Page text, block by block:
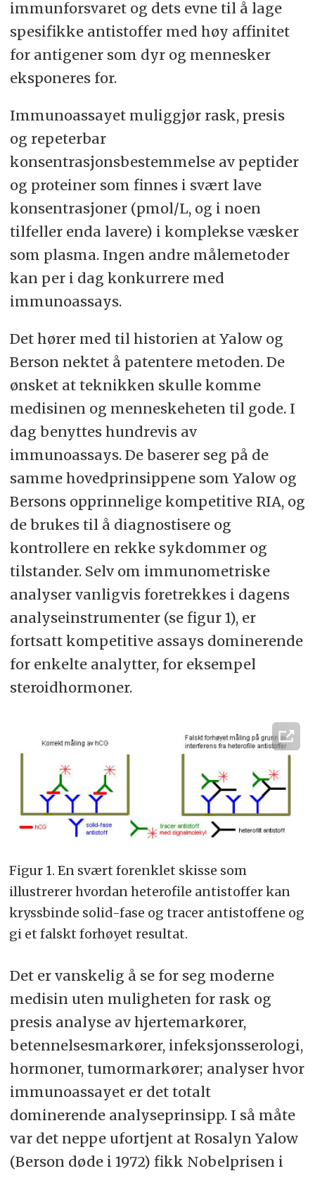
sykehuslaboratoriet og Abbott ble
Dersom laboratoriet hadde målt hCG
laboratorium med annen metode på
et tidligere tidspunkt, kunne
tragedien vært unngått. Etter denne
rettsaken ble en rekke lignende
saker avgjort ved forlik utenfor
immunforsvaret og dets evne til å lage
spesifikke antistoffer med høy affinitet
for antigener som dyr og mennesker
eksponeres for.
Immunoassayet muliggjør rask, presis
og repeterbar
konsentrasjonsbestemmelse av peptider
og proteiner som finnes i svært lave
konsentrasjoner (pmol/L, og i noen
tilfeller enda lavere) i komplekse væsker
som plasma. Ingen andre målemetoder
kan per i dag konkurrere med
immunoassays.
Det hører med til historien at Yalow og
Berson nektet å patentere metoden. De
ønsket at teknikken skulle komme
medisinen og menneskeheten til gode. I
dag benyttes hundrevis av
immunoassays. De baserer seg på de
samme hovedprinsippene som Yalow og
Bersons opprinnelige kompetitive RIA, og
de brukes til å diagnostisere og
kontrollere en rekke sykdommer og
tilstander. Selv om immunometriske
analyser vanligvis foretrekkes i dagens
analyseinstrumenter (se figur 1), er
fortsatt kompetitive assays dominerende
for enkelte analytter, for eksempel
steroidhormoner.
Figur 1. En svært forenklet skisse som
illustrerer hvordan heterofile antistoffer kan
kryssbinde solid-fase og tracer antistoffene og
gi et falskt forhøyet resultat.
Det er vanskelig å se for seg moderne
medisin uten muligheten for rask og
presis analyse av hjertemarkører,
betennelsesmarkører, infeksjonsserologi,
hormoner, tumormarkører; analyser hvor
immunoassayet er det totalt
dominerende analyseprinsipp. I så måte
var det neppe ufortjent at Rosalyn Yalow
(Berson døde i 1972) fikk Nobelprisen i